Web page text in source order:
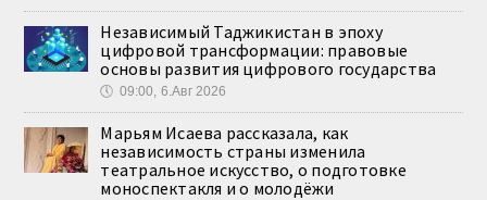
Независимый Таджикистан в эпоху
цифровой трансформации: правовые
основы развития цифрового государства
🕔 09:00, 6.Авг 2026
Марьям Исаева рассказала, как
независимость страны изменила
театральное искусство, о подготовке
моноспектакля и о молодёжи